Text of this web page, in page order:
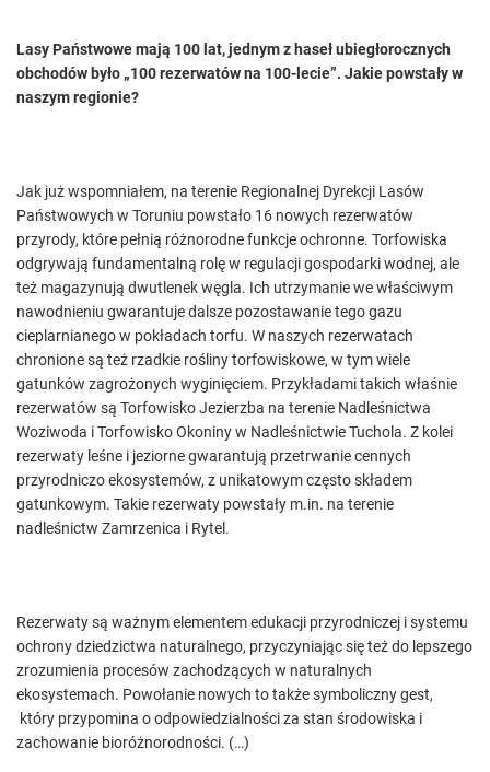
Lasy Państwowe mają 100 lat, jednym z haseł ubiegłorocznych
obchodów było „100 rezerwatów na 100-lecie”. Jakie powstały w
naszym regionie?
Jak już wspomniałem, na terenie Regionalnej Dyrekcji Lasów
Państwowych w Toruniu powstało 16 nowych rezerwatów
przyrody, które pełnią różnorodne funkcje ochronne. Torfowiska
odgrywają fundamentalną rolę w regulacji gospodarki wodnej, ale
też magazynują dwutlenek węgla. Ich utrzymanie we właściwym
nawodnieniu gwarantuje dalsze pozostawanie tego gazu
cieplarnianego w pokładach torfu. W naszych rezerwatach
chronione są też rzadkie rośliny torfowiskowe, w tym wiele
gatunków zagrożonych wyginięciem. Przykładami takich właśnie
rezerwatów są Torfowisko Jezierzba na terenie Nadleśnictwa
Woziwoda i Torfowisko Okoniny w Nadleśnictwie Tuchola. Z kolei
rezerwaty leśne i jeziorne gwarantują przetrwanie cennych
przyrodniczo ekosystemów, z unikatowym często składem
gatunkowym. Takie rezerwaty powstały m.in. na terenie
nadleśnictw Zamrzenica i Rytel.
Rezerwaty są ważnym elementem edukacji przyrodniczej i systemu
ochrony dziedzictwa naturalnego, przyczyniając się też do lepszego
zrozumienia procesów zachodzących w naturalnych
ekosystemach. Powołanie nowych to także symboliczny gest,
który przypomina o odpowiedzialności za stan środowiska i
zachowanie bioróżnorodności. (…)